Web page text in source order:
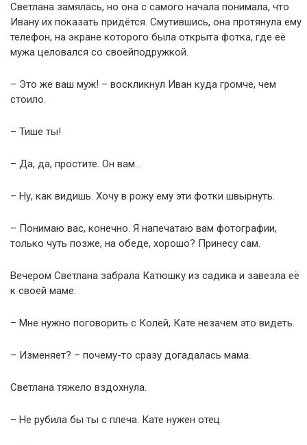
Светлана замялась, но она с самого начала понимала, что
Ивану их показать придётся. Смутившись, она протянула ему
телефон, на экране которого была открыта фотка, где её
мужа целовался со своейподружкой.
– Это же ваш муж! – воскликнул Иван куда громче, чем
стоило.
– Тише ты!
– Да, да, простите. Он вам…
– Ну, как видишь. Хочу в рожу ему эти фотки швырнуть.
– Понимаю вас, конечно. Я напечатаю вам фотографии,
только чуть позже, на обеде, хорошо? Принесу сам.
Вечером Светлана забрала Катюшку из садика и завезла её
к своей маме.
– Мне нужно поговорить с Колей, Кате незачем это видеть.
– Изменяет? – почему-то сразу догадалась мама.
Светлана тяжело вздохнула.
– Не рубила бы ты с плеча. Кате нужен отец.